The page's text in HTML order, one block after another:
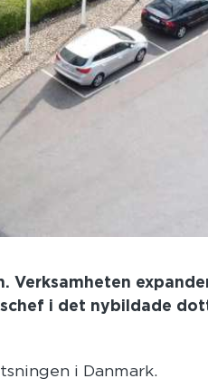
Verksamheten
i det nybildade
i Danmark.